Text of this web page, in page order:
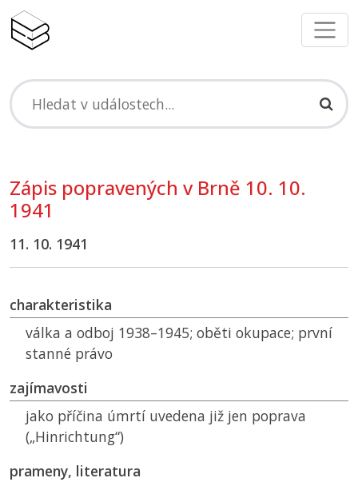
Zápis popravených v Brně 10. 10.
1941
11. 10. 1941
charakteristika
válka a odboj 1938–1945; oběti okupace; první
stanné právo
zajímavosti
jako příčina úmrtí uvedena již jen poprava
(„Hinrichtung“)
prameny, literatura